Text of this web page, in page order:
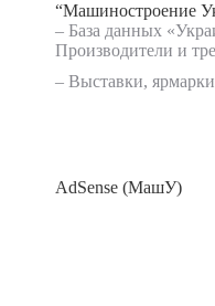
“Машиностроение
– База данных «
Производители и
– Выставки,
AdSense (МашУ)